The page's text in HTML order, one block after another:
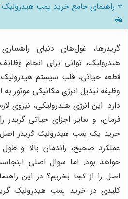
⭐️ راهنمای جامع خرید پمپ هیدرولیک
🚜
گریدرها، غول‌های دنیای
هیدرولیک، توانی برای انجام
قطعه حیاتی، قلب سیستم
وظیفه تبدیل انرژی مکانیکی موتور به
دارد. این انرژی هیدرولیکی، نیروی
فرمان، و سایر اجزای حیاتی گریدر
خرید یک پمپ هیدرولیک گریدر اصل
عملکرد صحیح، راندمان بالا و
خواهد بود. اما سوال اصلی
اصل را از کجا بخریم؟ در این
کلیدی در خرید پمپ هیدرولیک